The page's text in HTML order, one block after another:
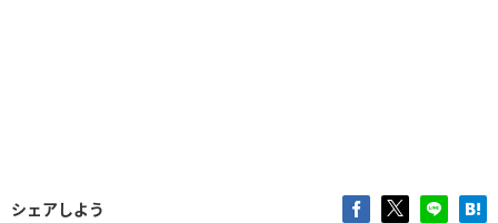
シェアしよう